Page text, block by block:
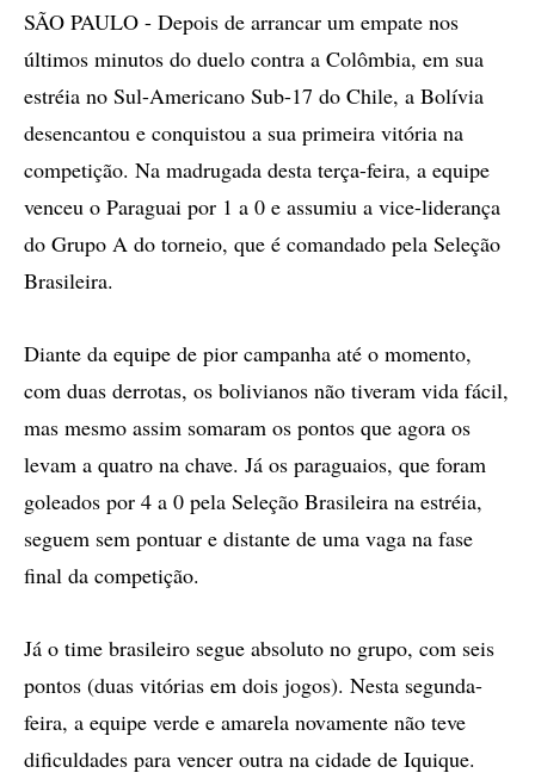
SÃO PAULO - Depois de arrancar um empate nos
últimos minutos do duelo contra a Colômbia, em sua
estréia no Sul-Americano Sub-17 do Chile, a Bolívia
desencantou e conquistou a sua primeira vitória na
competição. Na madrugada desta terça-feira, a equipe
venceu o Paraguai por 1 a 0 e assumiu a vice-liderança
do Grupo A do torneio, que é comandado pela Seleção
Brasileira.
Diante da equipe de pior campanha até o momento,
com duas derrotas, os bolivianos não tiveram vida fácil,
mas mesmo assim somaram os pontos que agora os
levam a quatro na chave. Já os paraguaios, que foram
goleados por 4 a 0 pela Seleção Brasileira na estréia,
seguem sem pontuar e distante de uma vaga na fase
final da competição.
Já o time brasileiro segue absoluto no grupo, com seis
pontos (duas vitórias em dois jogos). Nesta segunda-
feira, a equipe verde e amarela novamente não teve
dificuldades para vencer outra na cidade de Iquique.